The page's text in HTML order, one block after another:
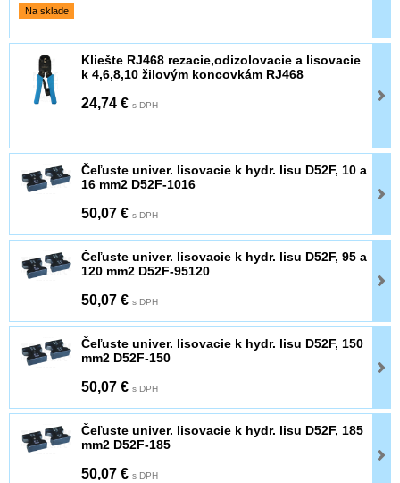
Na sklade
Kliešte RJ468 rezacie,odizolovacie a lisovacie
k 4,6,8,10 žilovým koncovkám RJ468
24,74 € s DPH
Čeľuste univer. lisovacie k hydr. lisu D52F, 10 a
16 mm2 D52F-1016
50,07 € s DPH
Čeľuste univer. lisovacie k hydr. lisu D52F, 95 a
120 mm2 D52F-95120
50,07 € s DPH
Čeľuste univer. lisovacie k hydr. lisu D52F, 150
mm2 D52F-150
50,07 € s DPH
Čeľuste univer. lisovacie k hydr. lisu D52F, 185
mm2 D52F-185
50,07 € s DPH